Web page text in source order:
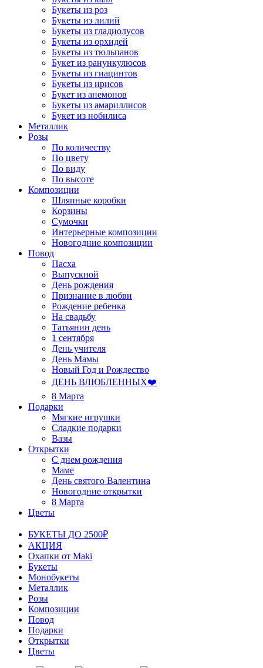
Букеты из роз
Букеты из лилий
Букеты из гладиолусов
Букеты из орхидей
Букеты из тюльпанов
Букет из ранункулюсов
Букеты из гиацинтов
Букеты из ирисов
Букет из анемонов
Букеты из амариллисов
Букет из нобилиса
Металлик
Розы
По количеству
По цвету
По виду
По высоте
Композиции
Шляпные коробки
Корзины
Сумочки
Интерьерные композиции
Новогодние композиции
Повод
Пасха
Выпускной
День рождения
Признание в любви
Рождение ребенка
На свадьбу
Татьянин день
1 сентября
День учителя
День Мамы
Новый Год и Рождество
ДЕНЬ ВЛЮБЛЕННЫХ❤️
8 Марта
Подарки
Мягкие игрушки
Сладкие подарки
Вазы
Открытки
С днем рождения
Маме
День святого Валентина
Новогодние открытки
8 Марта
Цветы
БУКЕТЫ ДО 2500₽
АКЦИЯ
Охапки от Maki
Букеты
Монобукеты
Металлик
Розы
Композиции
Повод
Подарки
Открытки
Цветы